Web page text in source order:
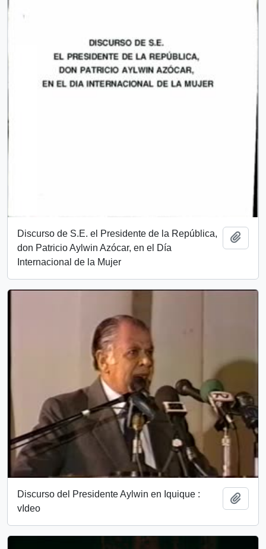
Discurso de S.E. el Presidente de la República,
don Patricio Aylwin Azócar, en el Día
Internacional de la Mujer
Discurso del Presidente Aylwin en Iquique :
vIdeo